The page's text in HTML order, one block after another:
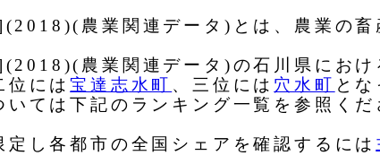
農業関連データ)とは、農業の畜
農業関連データ)の石川県におけ
位には 宝達志水町 、三位には 穴水町 と
ては下記のランキング一覧を参照くだ
し各都市の全国シェアを確認するには